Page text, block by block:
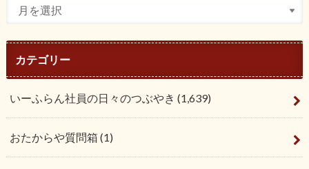
カテゴリー
いーふらん社員の日々のつぶやき (1,639)
おたからや質問箱 (1)